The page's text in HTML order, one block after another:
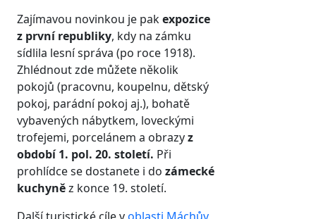
Zajímavou novinkou je pakexpozice
z první republiky, kdy na zámku
sídlila lesní správa (po roce 1918).
Zhlédnout zde můžete několik
pokojů (pracovnu, koupelnu, dětský
pokoj, parádní pokoj aj.), bohatě
vybavených nábytkem, loveckými
trofejemi, porcelánem a obrazyz
období 1. pol. 20. století. Při
prohlídce se dostanete i do zámecké
kuchyněz konce 19. století.